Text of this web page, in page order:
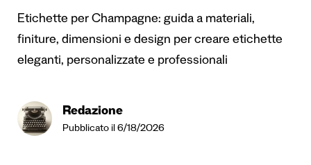
Etichette per Champagne: guida a materiali,
finiture, dimensioni e design per creare etichette
eleganti, personalizzate e professionali
Redazione
Pubblicato il 6/18/2026